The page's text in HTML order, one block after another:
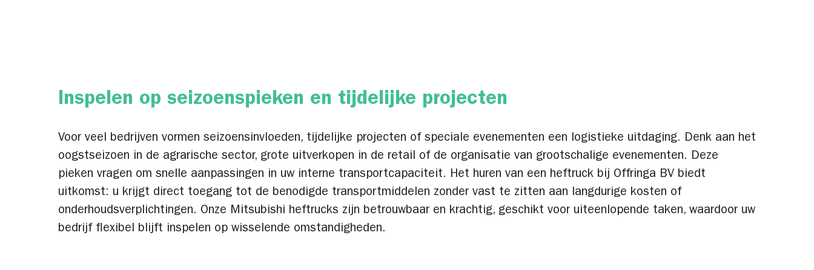
Inspelen op seizoenspieken en tijdelijke projecten
Voor veel bedrijven vormen seizoensinvloeden, tijdelijke projecten of speciale evenementen een logistieke uitdaging. Denk aan het
oogstseizoen in de agrarische sector, grote uitverkopen in de retail of de organisatie van grootschalige evenementen. Deze
pieken vragen om snelle aanpassingen in uw interne transportcapaciteit. Het huren van een heftruck bij Offringa BV biedt
uitkomst: u krijgt direct toegang tot de benodigde transportmiddelen zonder vast te zitten aan langdurige kosten of
onderhoudsverplichtingen. Onze Mitsubishi heftrucks zijn betrouwbaar en krachtig, geschikt voor uiteenlopende taken, waardoor uw
bedrijf flexibel blijft inspelen op wisselende omstandigheden.